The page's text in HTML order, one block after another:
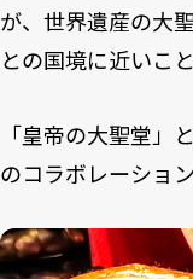
が、世界遺産の大
との国境に近いこ
「皇帝の大聖堂」
のコラボレーショ